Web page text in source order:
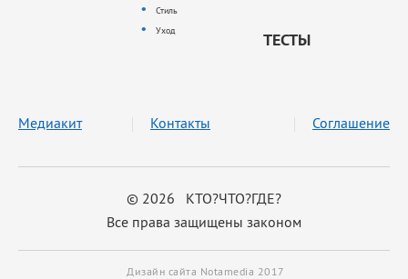
Стиль
Уход
ТЕСТЫ
© 2026 КТО?ЧТО?ГДЕ?
Все права защищены законом
Медиакит Контакты Соглашение
Дизайн сайта Notamedia 2017